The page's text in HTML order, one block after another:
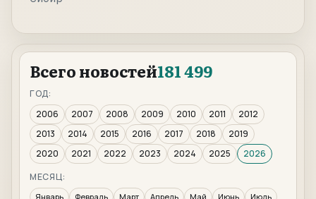
Всего новостей181 499
ГОД:
2006
2007 2008 2009 2010 2011
2012
2013
2014 2015 2016 2017 2018
2019
2020
2021 2022 2023 2024 2025
2026
МЕСЯЦ:
Январь Февраль Март Апрель Май Июнь
Июль